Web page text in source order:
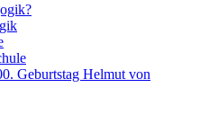
Geburtstag Helmut von